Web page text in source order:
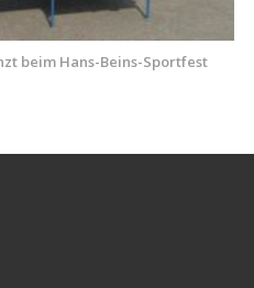
beim Hans-Beins-Sportfest